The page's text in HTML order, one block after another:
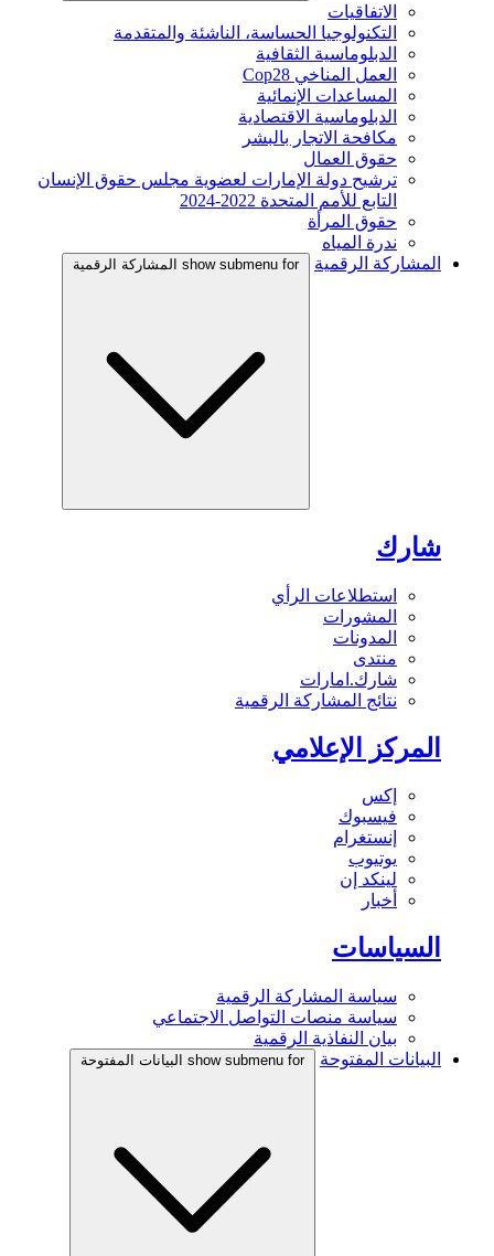
الاتفاقيات
التكنولوجيا الحساسة، الناشئة والمتقدمة
الدبلوماسية الثقافية
العمل المناخي Cop28
المساعدات الإنمائية
الدبلوماسية الاقتصادية
مكافحة الاتجار بالبشر
حقوق العمال
ترشيح دولة الإمارات لعضوية مجلس حقوق الإنسان
التابع للأمم المتحدة 2022-2024
حقوق المرأة
ندرة المياه
المشاركة الرقمية
show submenu for المشاركة الرقمية
شارك
استطلاعات الرأي
المشورات
المدونات
منتدى
شارك.امارات
نتائج المشاركة الرقمية
المركز الإعلامي
إكس
فيسبوك
إنستغرام
يوتيوب
لينكد إن
أخبار
السياسات
سياسة المشاركة الرقمية
سياسة منصات التواصل الاجتماعي
بيان النفاذية الرقمية
البيانات المفتوحة
show submenu for البيانات المفتوحة